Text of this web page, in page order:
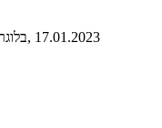
,, 17.01.2023